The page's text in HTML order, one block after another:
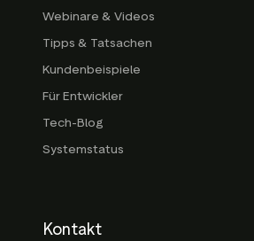
Webinare & Videos
Tipps & Tatsachen
Kundenbeispiele
Für Entwickler
Tech-Blog
Systemstatus
Kontakt